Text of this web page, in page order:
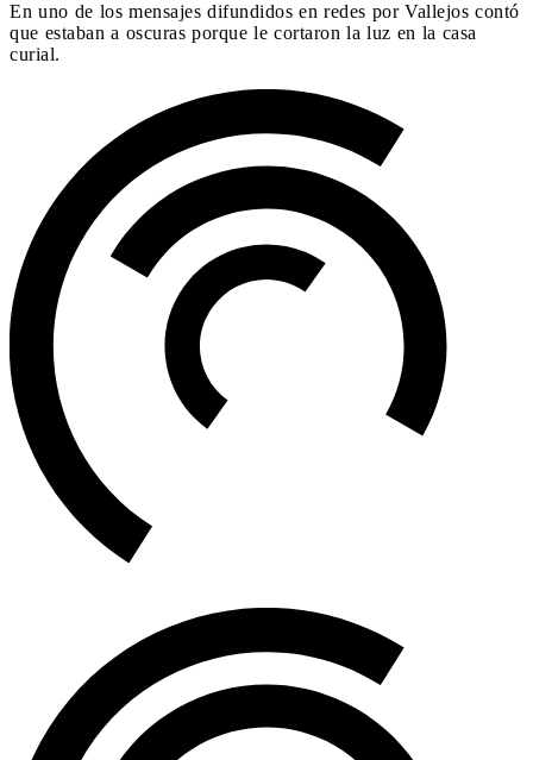
En uno de los mensajes difundidos en redes por Vallejos contó
que estaban a oscuras porque le cortaron la luz en la casa
curial.